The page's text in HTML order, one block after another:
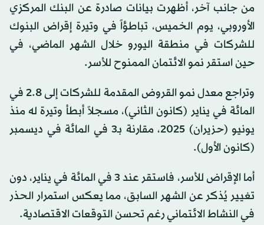
من جانب آخر، أظهرت بيانات صادرة عن البنك المركزي
الأوروبي، يوم الخميس، تباطؤاً في وتيرة إقراض البنوك
للشركات في منطقة اليورو خلال الشهر الماضي، في
حين استقر نمو الائتمان الممنوح للأسر.
وتراجع معدل نمو القروض المقدمة للشركات إلى 2.8 في
المائة في يناير (كانون الثاني)، مسجلاً أبطأ وتيرة له منذ
يونيو (حزيران) 2025، مقارنة بـ3 في المائة في ديسمبر
(كانون الأول).
أما الإقراض للأسر، فاستقر عند 3 في المائة في يناير، دون
تغيير يُذكر عن الشهر السابق، مما يعكس استمرار الحذر
في النشاط الائتماني رغم تحسن التوقعات الاقتصادية.